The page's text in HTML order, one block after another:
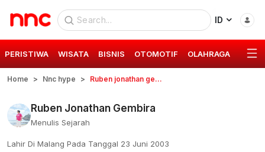
ID
PERISTIWA WISATA BISNIS OTOMOTIF OLAHRAGA GAYA
Home Nnc hype Ruben jonathan gembira
Ruben Jonathan Gembira
Menulis Sejarah
Lahir Di Malang Pada Tanggal 23 Juni 2003